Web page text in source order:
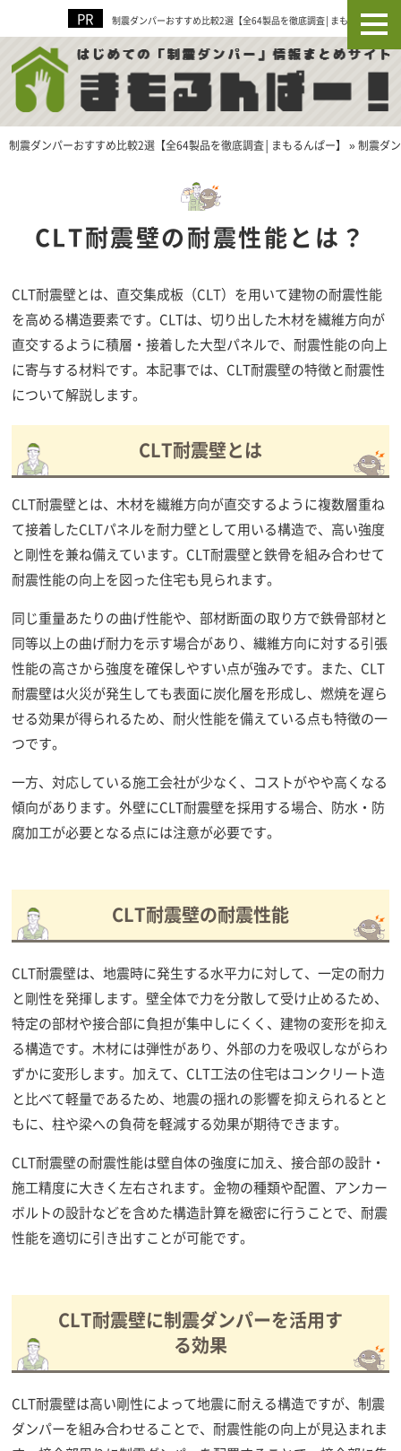
制震ダンパーおすすめ比較2選【全64製品を徹底調査│まもるんぱー】
制震ダンパーおすすめ比較2選【全64製品を徹底調査│まもるんぱー】 »制震ダ
CLT耐震壁の耐震性能とは？
CLT耐震壁とは、直交集成板（CLT）を用いて建物の耐震性能
を高める構造要素です。CLTは、切り出した木材を繊維方向が
直交するように積層・接着した大型パネルで、耐震性能の向上
に寄与する材料です。本記事では、CLT耐震壁の特徴と耐震性
について解説します。
CLT耐震壁とは
CLT耐震壁とは、木材を繊維方向が直交するように複数層重ね
て接着したCLTパネルを耐力壁として用いる構造で、高い強度
と剛性を兼ね備えています。CLT耐震壁と鉄骨を組み合わせて
耐震性能の向上を図った住宅も見られます。
同じ重量あたりの曲げ性能や、部材断面の取り方で鉄骨部材と
同等以上の曲げ耐力を示す場合があり、繊維方向に対する引張
性能の高さから強度を確保しやすい点が強みです。また、CLT
耐震壁は火災が発生しても表面に炭化層を形成し、燃焼を遅ら
せる効果が得られるため、耐火性能を備えている点も特徴の一
つです。
一方、対応している施工会社が少なく、コストがやや高くなる
傾向があります。外壁にCLT耐震壁を採用する場合、防水・防
腐加工が必要となる点には注意が必要です。
CLT耐震壁の耐震性能
CLT耐震壁は、地震時に発生する水平力に対して、一定の耐力
と剛性を発揮します。壁全体で力を分散して受け止めるため、
特定の部材や接合部に負担が集中しにくく、建物の変形を抑え
る構造です。木材には弾性があり、外部の力を吸収しながらわ
ずかに変形します。加えて、CLT工法の住宅はコンクリート造
と比べて軽量であるため、地震の揺れの影響を抑えられるとと
もに、柱や梁への負荷を軽減する効果が期待できます。
CLT耐震壁の耐震性能は壁自体の強度に加え、接合部の設計・
施工精度に大きく左右されます。金物の種類や配置、アンカー
ボルトの設計などを含めた構造計算を緻密に行うことで、耐震
性能を適切に引き出すことが可能です。
CLT耐震壁に制震ダンパーを活用す
る効果
CLT耐震壁は高い剛性によって地震に耐える構造ですが、制震
ダンパーを組み合わせることで、耐震性能の向上が見込まれま